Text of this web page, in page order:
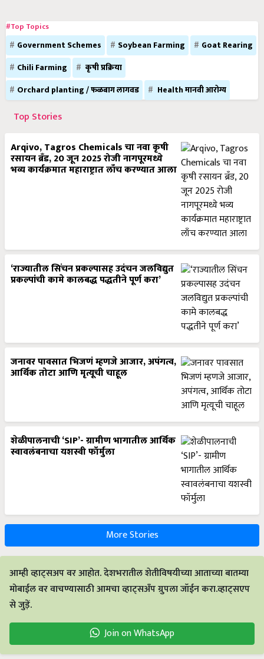
#Top Topics
Government Schemes Soybean Farming
Goat Rearing
Chili Farming
कृषी प्रक्रिया
Orchard planting / फळबाग लागवड
Health मानवी आरोग्य
Top Stories
Arqivo, Tagros Chemicals चा नवा कृषी
रसायन ब्रँड, 20 जून 2025 रोजी नागपूरमध्ये
भव्य कार्यक्रमात महाराष्ट्रात लाँच करण्यात आला
‘राज्यातील सिंचन प्रकल्पासह उदंचन जलविद्युत
प्रकल्पांची कामे कालबद्ध पद्धतीने पूर्ण करा’
जनावर पावसात भिजणं म्हणजे आजार, अपंगत्व,
आर्थिक तोटा आणि मृत्यूची चाहूल
शेळीपालनाची ‘SIP’- ग्रामीण भागातील आर्थिक
स्वावलंबनाचा यशस्वी फॉर्मुला
More Stories
आम्ही व्हाट्सअप वर आहोत. देशभरातील शेतीविषयीच्या आताच्या बातम्या
मोबाईल वर वाचण्यासाठी आमचा व्हाट्सअँप ग्रुपला जॉईन करा.व्हाट्सएप
से जुड़ें.
Join on WhatsApp